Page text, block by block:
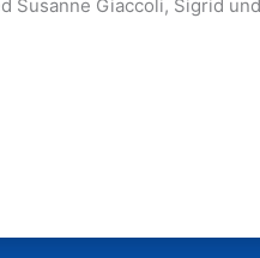
Giaccoli, Sigrid